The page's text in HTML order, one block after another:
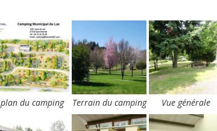
plan du camping Terrain du camping Vue générale